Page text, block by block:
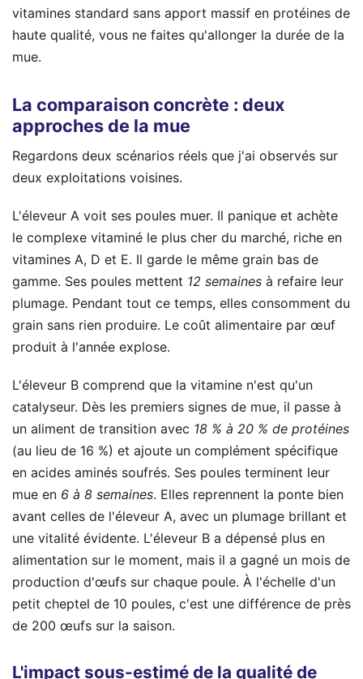
vitamines standard sans apport massif en protéines de
haute qualité, vous ne faites qu'allonger la durée de la
mue.
La comparaison concrète : deux
approches de la mue
Regardons deux scénarios réels que j'ai observés sur
deux exploitations voisines.
L'éleveur A voit ses poules muer. Il panique et achète
le complexe vitaminé le plus cher du marché, riche en
vitamines A, D et E. Il garde le même grain bas de
gamme. Ses poules mettent 12 semaines à refaire leur
plumage. Pendant tout ce temps, elles consomment du
grain sans rien produire. Le coût alimentaire par œuf
produit à l'année explose.
L'éleveur B comprend que la vitamine n'est qu'un
catalyseur. Dès les premiers signes de mue, il passe à
un aliment de transition avec 18 % à 20 % de protéines
(au lieu de 16 %) et ajoute un complément spécifique
en acides aminés soufrés. Ses poules terminent leur
mue en 6 à 8 semaines. Elles reprennent la ponte bien
avant celles de l'éleveur A, avec un plumage brillant et
une vitalité évidente. L'éleveur B a dépensé plus en
alimentation sur le moment, mais il a gagné un mois de
production d'œufs sur chaque poule. À l'échelle d'un
petit cheptel de 10 poules, c'est une différence de près
de 200 œufs sur la saison.
L'impact sous-estimé de la qualité de